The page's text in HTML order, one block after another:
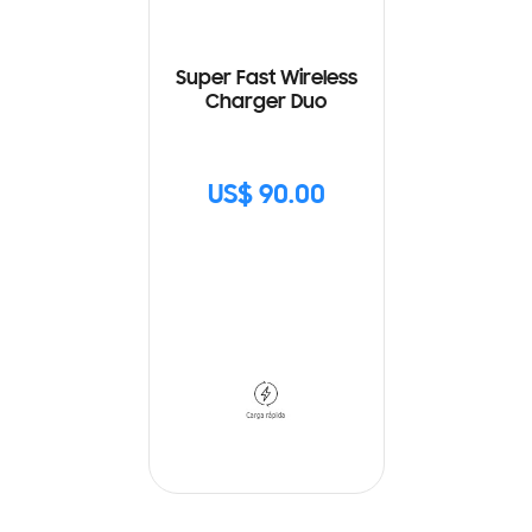
Super Fast Wireless
Charger Duo
US$ 90.00